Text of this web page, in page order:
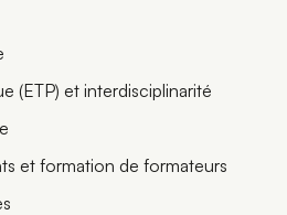
(ETP) et interdisciplinarité
et formation de formateurs